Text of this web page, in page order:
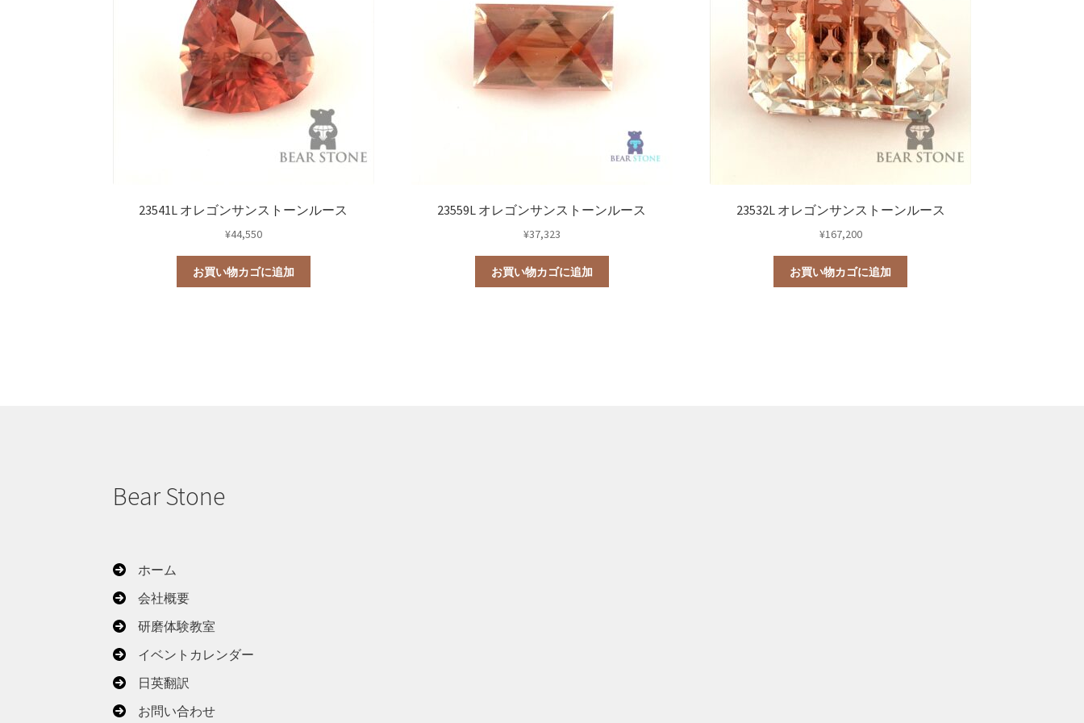
23541L オレゴンサンストーンルース
¥44,550
お買い物カゴに追加
23559L オレゴンサンストーンルース
¥37,323
お買い物カゴに追加
23532L オレゴンサンストーンルース
¥167,200
お買い物カゴに追加
Bear Stone
ホーム
会社概要
研磨体験教室
イベントカレンダー
日英翻訳
お問い合わせ